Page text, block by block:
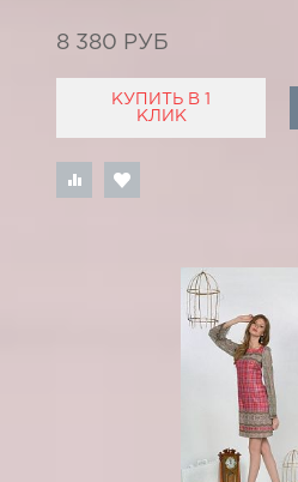
8 380 РУБ
КУПИТЬ В 1
КЛИК